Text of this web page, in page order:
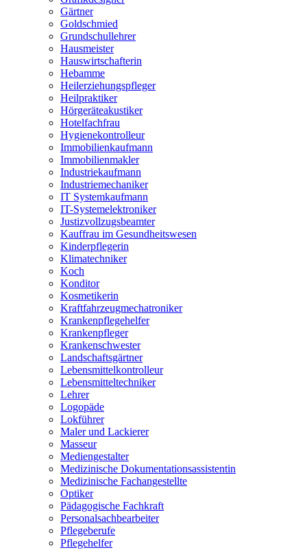
Gärtner
Goldschmied
Grundschullehrer
Hausmeister
Hauswirtschafterin
Hebamme
Heilerziehungspfleger
Heilpraktiker
Hörgeräteakustiker
Hotelfachfrau
Hygienekontrolleur
Immobilienkaufmann
Immobilienmakler
Industriekaufmann
Industriemechaniker
IT Systemkaufmann
IT-Systemelektroniker
Justizvollzugsbeamter
Kauffrau im Gesundheitswesen
Kinderpflegerin
Klimatechniker
Koch
Konditor
Kosmetikerin
Kraftfahrzeugmechatroniker
Krankenpflegehelfer
Krankenpfleger
Krankenschwester
Landschaftsgärtner
Lebensmittelkontrolleur
Lebensmitteltechniker
Lehrer
Logopäde
Lokführer
Maler und Lackierer
Masseur
Mediengestalter
Medizinische Dokumentationsassistentin
Medizinische Fachangestellte
Optiker
Pädagogische Fachkraft
Personalsachbearbeiter
Pflegeberufe
Pflegehelfer